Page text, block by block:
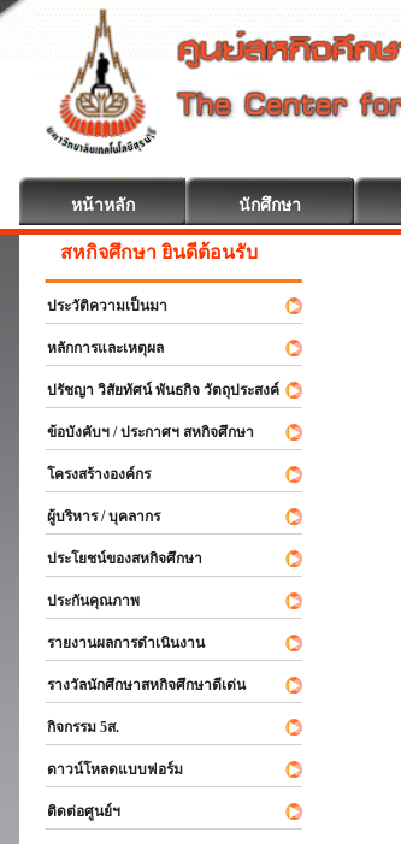
หน้าหลัก นักศึกษา
กิจศึกษา ยินดีต้อนรับ
ประวัติความเป็นมา
หลักการและเหตุผล
ปรัชญา วิสัยทัศน์ พันธกิจ วัตถุประสงค์
ข้อบังคับฯ / ประกาศฯ สหกิจศึกษา
โครงสร้างองค์กร
ผู้บริหาร / บุคลากร
ประโยชน์ของสหกิจศึกษา
ประกันคุณภาพ
รายงานผลการดำเนินงาน
รางวัลนักศึกษาสหกิจศึกษาดีเด่น
กิจกรรม 5ส.
ดาวน์โหลดแบบฟอร์ม
ติดต่อศูนย์ฯ